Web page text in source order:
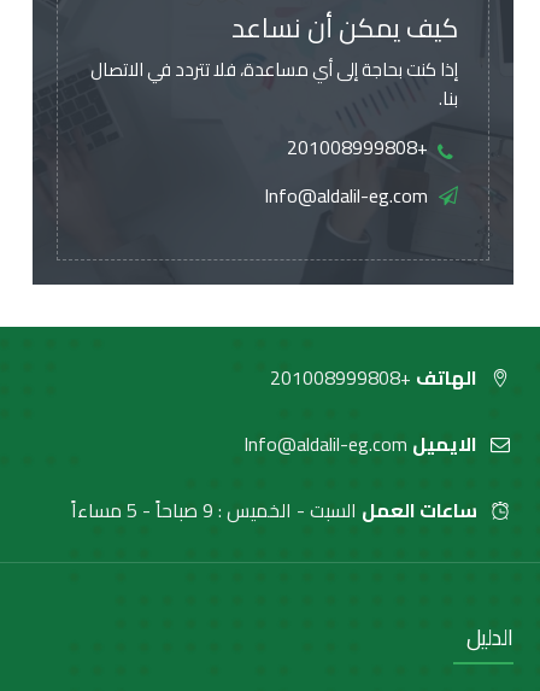
كيف يمكن أن نساعد
إذا كنت بحاجة إلى أي مساعدة، فلا تتردد في الاتصال
بنا.
+201008999808
Info@aldalil-eg.com
الهاتف +201008999808
الايميل
ساعات العمل السبت - الخميس : 9 صباحاً - 5 مساءاً
الدليل